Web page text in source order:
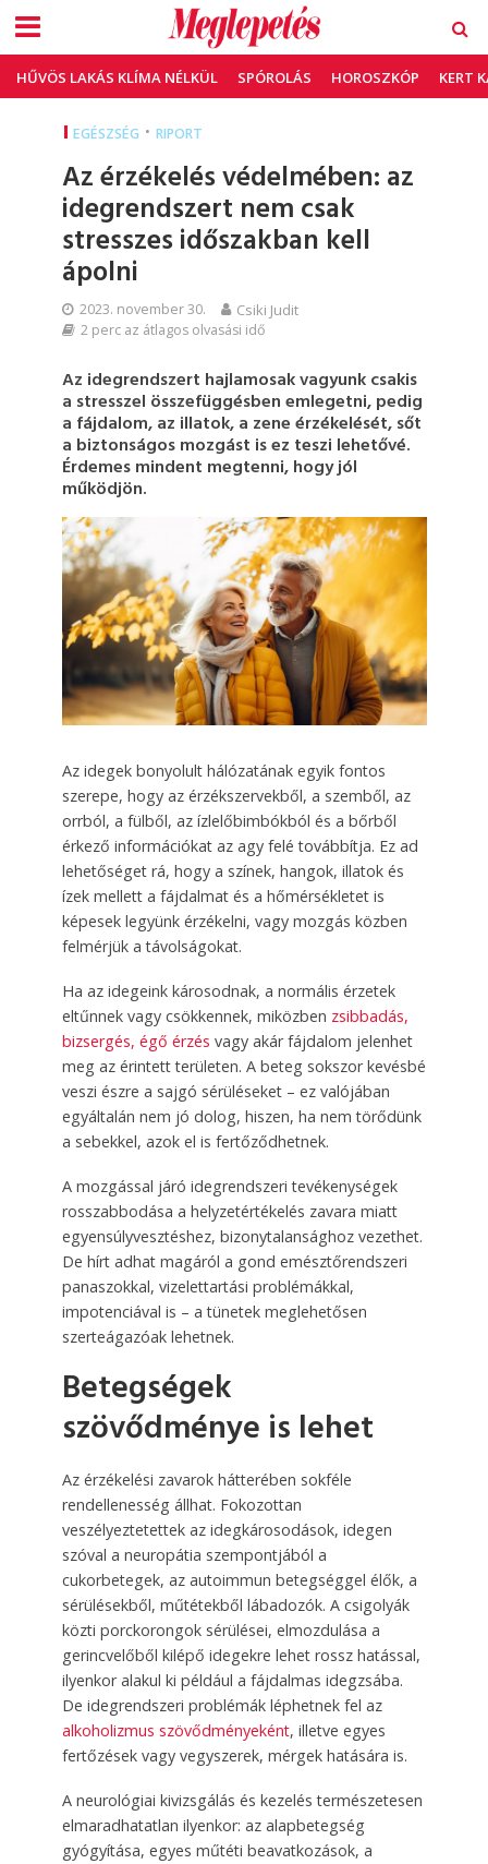
HŰVÖS LAKÁS KLÍMA NÉLKÜL SPÓROLÁS HOROSZKÓP KERT
EGÉSZSÉG • RIPORT
Az érzékelés védelmében: az
idegrendszert nem csak
stresszes időszakban kell
ápolni
2023. november 30. Csiki Judit
2 perc az átlagos olvasási idő
Az idegrendszert hajlamosak vagyunk csakis
a stresszel összefüggésben emlegetni, pedig
a fájdalom, az illatok, a zene érzékelését, sőt
a biztonságos mozgást is ez teszi lehetővé.
Érdemes mindent megtenni, hogy jól
működjön.
Az idegek bonyolult hálózatának egyik fontos
szerepe, hogy az érzékszervekből, a szemből, az
orrból, a fülből, az ízlelőbimbókból és a bőrből
érkező információkat az agy felé továbbítja. Ez ad
lehetőséget rá, hogy a színek, hangok, illatok és
ízek mellett a fájdalmat és a hőmérsékletet is
képesek legyünk érzékelni, vagy mozgás közben
felmérjük a távolságokat.
Ha az idegeink károsodnak, a normális érzetek
eltűnnek vagy csökkennek, miközben zsibbadás,
bizsergés, égő érzés vagy akár fájdalom jelenhet
meg az érintett területen. A beteg sokszor kevésbé
veszi észre a sajgó sérüléseket – ez valójában
egyáltalán nem jó dolog, hiszen, ha nem törődünk
a sebekkel, azok el is fertőződhetnek.
A mozgással járó idegrendszeri tevékenységek
rosszabbodása a helyzetértékelés zavara miatt
egyensúlyvesztéshez, bizonytalansághoz vezethet.
De hírt adhat magáról a gond emésztőrendszeri
panaszokkal, vizelettartási problémákkal,
impotenciával is – a tünetek meglehetősen
szerteágazóak lehetnek.
Betegségek
szövődménye is lehet
Az érzékelési zavarok hátterében sokféle
rendellenesség állhat. Fokozottan
veszélyeztetettek az idegkárosodások, idegen
szóval a neuropátia szempontjából a
cukorbetegek, az autoimmun betegséggel élők, a
sérülésekből, műtétekből lábadozók. A csigolyák
közti porckorongok sérülései, elmozdulása a
gerincvelőből kilépő idegekre lehet rossz hatással,
ilyenkor alakul ki például a fájdalmas idegzsába.
De idegrendszeri problémák léphetnek fel az
alkoholizmus szövődményeként, illetve egyes
fertőzések vagy vegyszerek, mérgek hatására is.
A neurológiai kivizsgálás és kezelés természetesen
elmaradhatatlan ilyenkor: az alapbetegség
gyógyítása, egyes műtéti beavatkozások, a